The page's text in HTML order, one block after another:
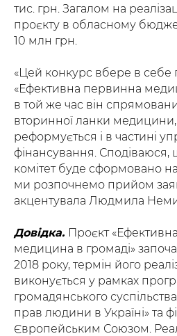
тис. грн. Загалом на
проєкту в обласному
10 млн грн.
«Цей конкурс вбере в себе
«Ефективна первинна
в той же час він
вторинної ланки
реформується і в частині
фінансування.
комітет буде сформовано
ми розпочнемо прийом
акцентувала Людмила
Довідка. Проєкт
медицина в громаді»
2018 року, термін його
виконується у рамках
громадянського
прав людини в Україні» та
Європейським Союзом.